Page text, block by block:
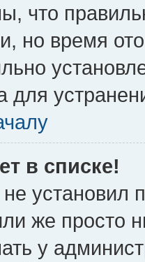
что
но время
для
в списке!
установил
же просто
у